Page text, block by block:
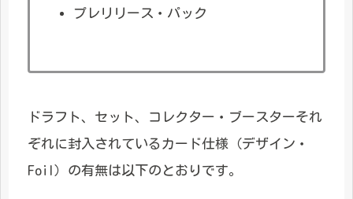
プレリリース・パック
ドラフト、セット、コレクター・ブースターそれ
ぞれに封入されているカード仕様（デザイン・
Foil）の有無は以下のとおりです。